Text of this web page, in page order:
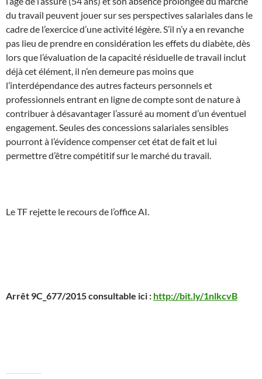
du travail peuvent jouer sur ses perspectives salariales dans le
cadre de l’exercice d’une activité légère. S’il n’y a en revanche
pas lieu de prendre en considération les effets du diabète, dès
lors que l’évaluation de la capacité résiduelle de travail inclut
déjà cet élément, il n’en demeure pas moins que
l’interdépendance des autres facteurs personnels et
professionnels entrant en ligne de compte sont de nature à
contribuer à désavantager l’assuré au moment d’un éventuel
engagement. Seules des concessions salariales sensibles
pourront à l’évidence compenser cet état de fait et lui
permettre d’être compétitif sur le marché du travail.
Le TF rejette le recours de l’office AI.
Arrêt 9C_677/2015 consultable ici : http://bit.ly/1nlkcvB